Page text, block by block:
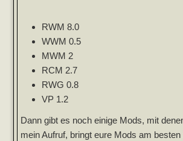
RWM 8.0
WWM 0.5
MWM 2
RCM 2.7
RWG 0.8
VP 1.2
Dann gibt es noch einige Mods, mit
mein Aufruf, bringt eure Mods am